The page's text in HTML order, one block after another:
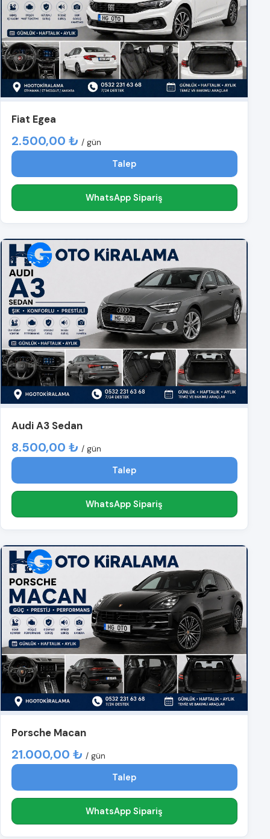
Fiat Egea
2.500,00 ₺ / gün
Talep
WhatsApp Sipariş
Audi A3 Sedan
8.500,00 ₺ / gün
Talep
WhatsApp Sipariş
Porsche Macan
21.000,00 ₺ / gün
Talep
WhatsApp Sipariş